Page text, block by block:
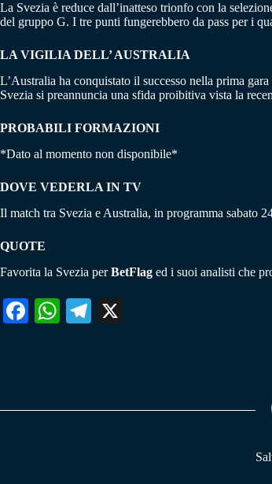
La Svezia è reduce dall’inatteso trionfo con la
del gruppo G. I tre punti fungerebbero da pass per i
LA VIGILIA DELL’ AUSTRALIA
L’Australia ha conquistato il successo nella prima
Svezia si preannuncia una sfida proibitiva vista la
PROBABILI FORMAZIONI
*Dato al momento non disponibile*
DOVE VEDERLA IN TV
Il match tra Svezia e Australia, in programma sabato
QUOTE
Favorita la Svezia perBetFlag ed i suoi analisti che
Fa W
pp
Te
m